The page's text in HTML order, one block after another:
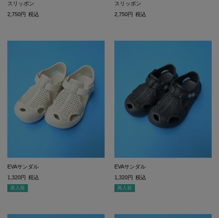
スリッポン
2,750
税込
スリッポン
2,750
税込
EVAサンダル
1,320
税込
再入荷
EVAサンダル
1,320
税込
再入荷